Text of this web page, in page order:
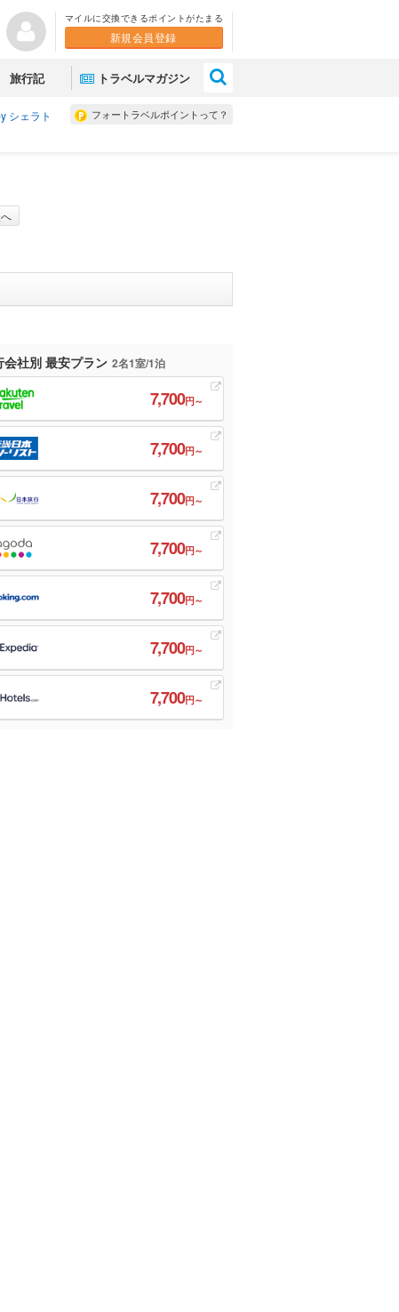
マイルに交換できるポイントがたまる
新規会員登録
旅行記 トラベルマガジン
フォートラベルポイントって？
シェラト
会社別 最安プラン 2名1室/1泊
7,700円～
7,700円～
7,700円～
7,700円～
7,700円～
7,700円～
7,700円～